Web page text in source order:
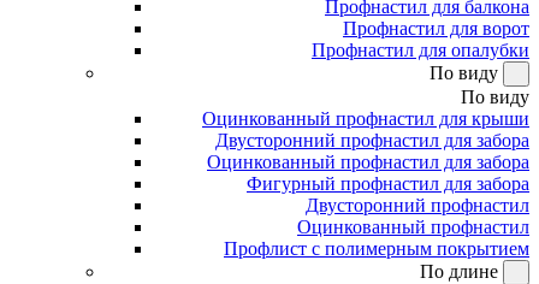
Профнастил для балкона
Профнастил для ворот
Профнастил для опалубки
По виду
По виду
Оцинкованный профнастил для крыши
Двусторонний профнастил для забора
Оцинкованный профнастил для забора
Фигурный профнастил для забора
Двусторонний профнастил
Оцинкованный профнастил
Профлист с полимерным покрытием
По длине